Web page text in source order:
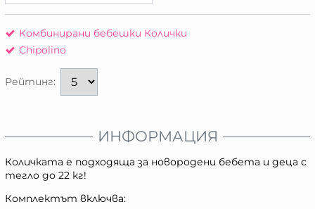
Комбинирани бебешки Колички
Chipolino
Рейтинг:
ИНФОРМАЦИЯ
Количката е подходяща за новородени бебета и деца с
тегло до 22 кг!
Комплектът включва: